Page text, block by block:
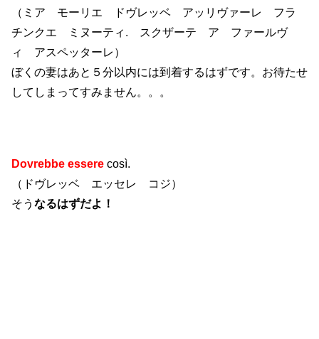
（ミア モーリエ ドヴレッベ アッリヴァーレ フラ
チンクエ ミヌーティ. スクザーテ ア ファールヴ
ィ アスペッターレ）
ぼくの妻はあと５分以内には到着するはずです。お待たせ
してしまってすみません。。。
Dovrebbe essere così.
（ドヴレッベ エッセレ コジ）
そう なるはずだよ！